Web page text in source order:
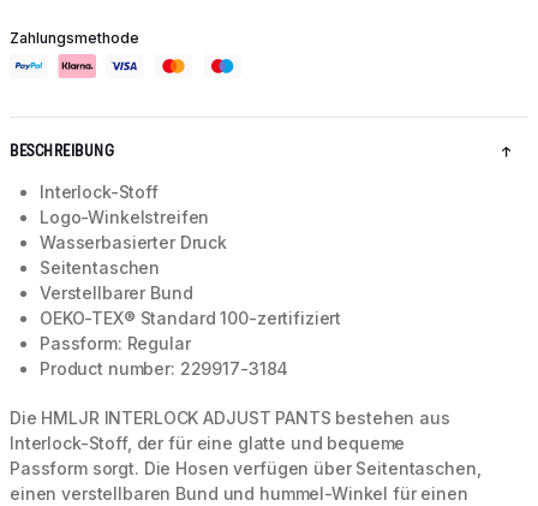
Zahlungsmethode
BESCHREIBUNG
Interlock-Stoff
Logo-Winkelstreifen
Wasserbasierter Druck
Seitentaschen
Verstellbarer Bund
OEKO-TEX® Standard 100-zertifiziert
Passform: Regular
Product number: 229917-3184
Die HMLJR INTERLOCK ADJUST PANTS bestehen aus
Interlock-Stoff, der für eine glatte und bequeme
Passform sorgt. Die Hosen verfügen über Seitentaschen,
einen verstellbaren Bund und hummel-Winkel für einen